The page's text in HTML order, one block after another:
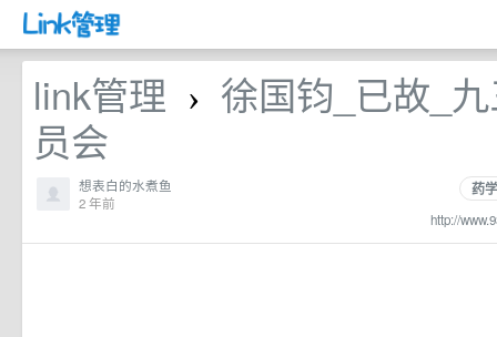
link管理 › 徐国钧_已故_
员会
药
http://
想表白的水煮鱼
2 年前